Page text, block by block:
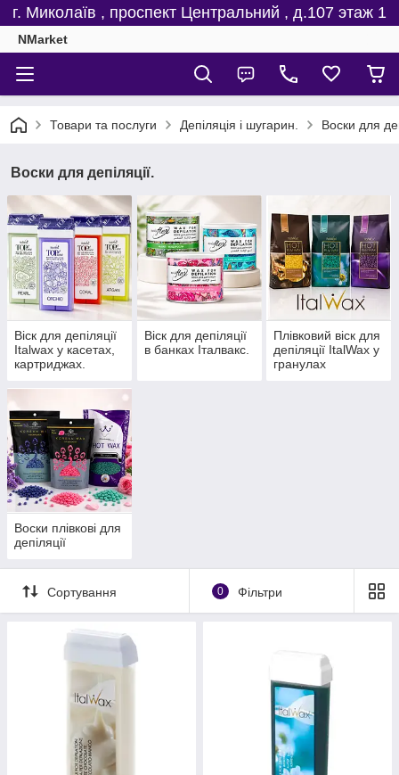
г. Миколаїв , проспект Центральний , д.107 этаж 1
NMarket
Товари та послуги Депіляція і шугарин. Воски для
Воски для депіляції.
Віск для депіляції
Italwax у касетах,
картриджах.
Віск для депіляції
в банках Італвакс.
Плівковий віск для
депіляції ItalWax у
гранулах
Воски плівкові для
депіляції
Сортування 0 Фільтри